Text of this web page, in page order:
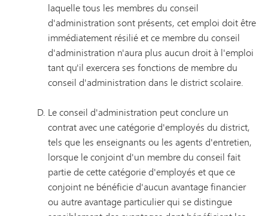
laquelle tous les membres du conseil
d'administration sont présents, cet emploi doit être
immédiatement résilié et ce membre du conseil
d'administration n'aura plus aucun droit à l'emploi
tant qu'il exercera ses fonctions de membre du
conseil d'administration dans le district scolaire.
Le conseil d'administration peut conclure un
contrat avec une catégorie d'employés du district,
tels que les enseignants ou les agents d'entretien,
lorsque le conjoint d'un membre du conseil fait
partie de cette catégorie d'employés et que ce
conjoint ne bénéficie d'aucun avantage financier
ou autre avantage particulier qui se distingue